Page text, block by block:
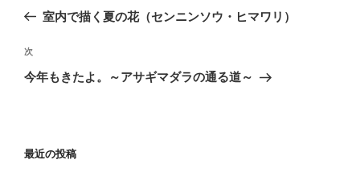
ビ
ゲ
ン
去
投
稿
室内で描く夏の花（センニンソウ・ヒマワリ）
次
の
次
今年もきたよ。～アサギマダラの通る道～
最近の投稿